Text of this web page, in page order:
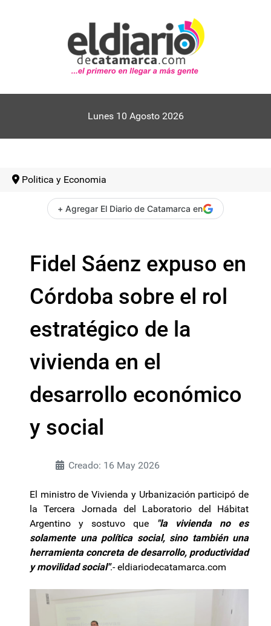
Lunes 10 Agosto 2026
Politica y Economia
+ Agregar El Diario de Catamarca en
Fidel Sáenz expuso en
Córdoba sobre el rol
estratégico de la
vivienda en el
desarrollo económico
y social
Creado: 16 May 2026
El ministro de Vivienda y Urbanización participó de
la Tercera Jornada del Laboratorio del Hábitat
Argentino y sostuvo que
"la vivienda no es
solamente una política social, sino también una
herramienta concreta de desarrollo, productividad
y movilidad social".- eldiariodecatamarca.com